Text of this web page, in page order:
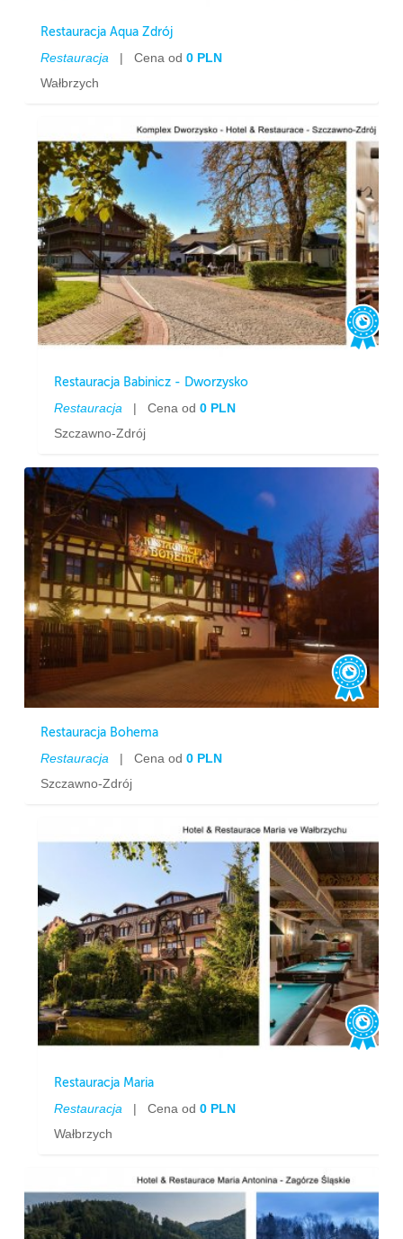
Restauracja Aqua Zdrój
Restauracja | Cena od0 PLN
Wałbrzych
Restauracja Babinicz - Dworzysko
Restauracja | Cena od0 PLN
Szczawno-Zdrój
Restauracja Bohema
Restauracja | Cena od0 PLN
Szczawno-Zdrój
Restauracja Maria
Restauracja | Cena od0 PLN
Wałbrzych